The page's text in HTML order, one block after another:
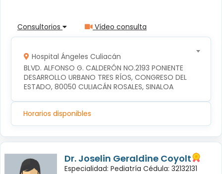
Consultorios Vídeo consulta
Hospital Ángeles Culiacán
BLVD. ALFONSO G. CALDERÓN NO.2193 PONIENTE
DESARROLLO URBANO TRES RÍOS, CONGRESO DEL
ESTADO, 80050 CULIACÁN ROSALES, SINALOA
Horarios disponibles
Dr. Joselin Geraldine Coyolt
Especialidad: Pediatría Cédula: 32132131